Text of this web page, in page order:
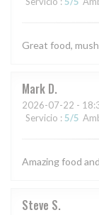
Great food,
Mark D
2026-07-22 -
Servicio : 5/5
Amazing food
Steve S